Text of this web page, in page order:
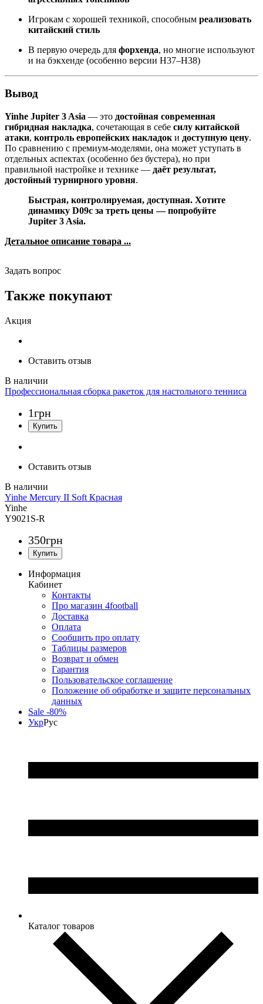
Игрокам с хорошей техникой, способным реализовать
китайский стиль
В первую очередь для форхенда, но многие используют
и на бэкхенде (особенно версии H37–H38)
Вывод
Yinhe Jupiter 3 Asia — это достойная современная
гибридная накладка, сочетающая в себе силу китайской
атаки, контроль европейских накладок и доступную цену.
По сравнению с премиум-моделями, она может уступать в
отдельных аспектах (особенно без бустера), но при
правильной настройке и технике — даёт результат,
достойный турнирного уровня.
Быстрая, контролируемая, доступная. Хотите
динамику D09c за треть цены — попробуйте
Jupiter 3 Asia.
Детальное описание товара ...
Задать вопрос
Также покупают
Акция
Оставить отзыв
Профессиональная сборка ракеток для настольного тенниса
1грн
Оставить отзыв
Yinhe Mercury II Soft Красная
Yinhe
Y9021S-R
350грн
Информация
Кабинет
Контакты
Про магазин 4football
Доставка
Оплата
Сообщить про оплату
Таблицы размеров
Возврат и обмен
Гарантия
Пользовательское соглашение
Положение об обработке и защите персональных
данных
Sale -80%
УкрРус
Каталог товаров